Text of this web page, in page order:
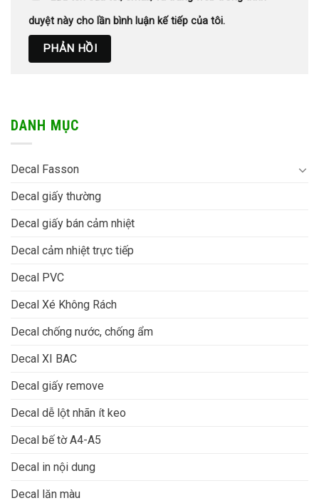
DANH MỤC
Decal Fasson
Decal giấy thường
Decal giấy bán cảm nhiệt
Decal cảm nhiệt trực tiếp
Decal PVC
Decal Xé Không Rách
Decal chống nước, chống ẩm
Decal XI BAC
Decal giấy remove
Decal dễ lột nhãn ít keo
Decal bế tờ A4-A5
Decal in nội dung
Decal lăn màu
duyệt này cho lần bình luận kế tiếp của tôi.